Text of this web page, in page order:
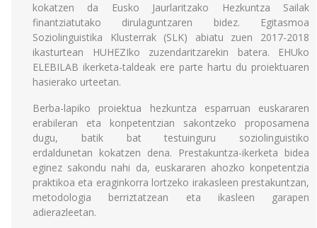
kokatzen da Eusko Jaurlaritzako Hezkuntza Sailak
finantziatutako dirulaguntzaren bidez. Egitasmoa
Soziolinguistika Klusterrak (SLK) abiatu zuen 2017-2018
ikasturtean HUHEZIko zuzendaritzarekin batera. EHUko
ELEBILAB ikerketa-taldeak ere parte hartu du proiektuaren
hasierako urteetan.
Berba-lapiko proiektua hezkuntza esparruan euskararen
erabileran eta konpetentzian sakontzeko proposamena
dugu, batik bat testuinguru soziolinguistiko
erdaldunetan kokatzen dena. Prestakuntza-ikerketa bidea
eginez sakondu nahi da, euskararen ahozko konpetentzia
praktikoa eta eraginkorra lortzeko irakasleen prestakuntzan,
metodologia berriztatzean eta ikasleen garapen
adierazleetan.